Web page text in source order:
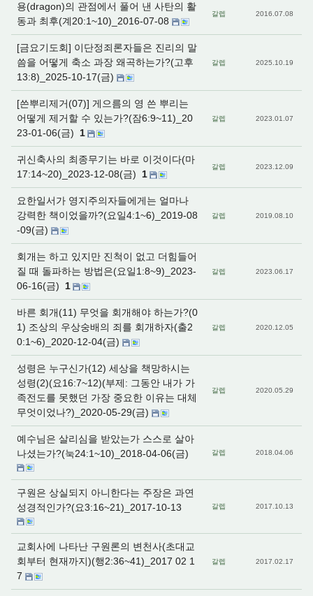
용(dragon)의 관점에서 풀어 낸 사탄의 활
동과 최후(계20:1~10)_2016-07-08
갈렙 2016.07.08
[금요기도회] 이단정죄론자들은 진리의 말
씀을 어떻게 축소 과장 왜곡하는가?(고후
13:8)_2025-10-17(금)
갈렙 2025.10.19
[쓴뿌리제거(07)] 게으름의 영 쓴 뿌리는
어떻게 제거할 수 있는가?(잠6:9~11)_20
23-01-06(금)
1
갈렙 2023.01.07
귀신축사의 최종무기는 바로 이것이다(마
17:14~20)_2023-12-08(금)
1
갈렙 2023.12.09
요한일서가 영지주의자들에게는 얼마나
강력한 책이었을까?(요일4:1~6)_2019-08
-09(금)
갈렙 2019.08.10
회개는 하고 있지만 진척이 없고 더힘들어
질 때 돌파하는 방법은(요일1:8~9)_2023-
06-16(금)
1
갈렙 2023.06.17
바른 회개(11) 무엇을 회개해야 하는가?(0
1) 조상의 우상숭배의 죄를 회개하자(출2
0:1~6)_2020-12-04(금)
갈렙 2020.12.05
성령은 누구신가(12) 세상을 책망하시는
성령(2)(요16:7~12)(부제: 그동안 내가 가
족전도를 못했던 가장 중요한 이유는 대체
무엇이었나?)_2020-05-29(금)
갈렙 2020.05.29
예수님은 살리심을 받았는가 스스로 살아
나셨는가?(눅24:1~10)_2018-04-06(금)
갈렙 2018.04.06
구원은 상실되지 아니한다는 주장은 과연
성경적인가?(요3:16~21)_2017-10-13
갈렙 2017.10.13
교회사에 나타난 구원론의 변천사(초대교
회부터 현재까지)(행2:36~41)_2017 02 1
7
갈렙 2017.02.17